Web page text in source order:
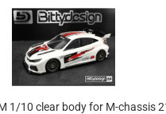
1/10 clear body for M-chassis